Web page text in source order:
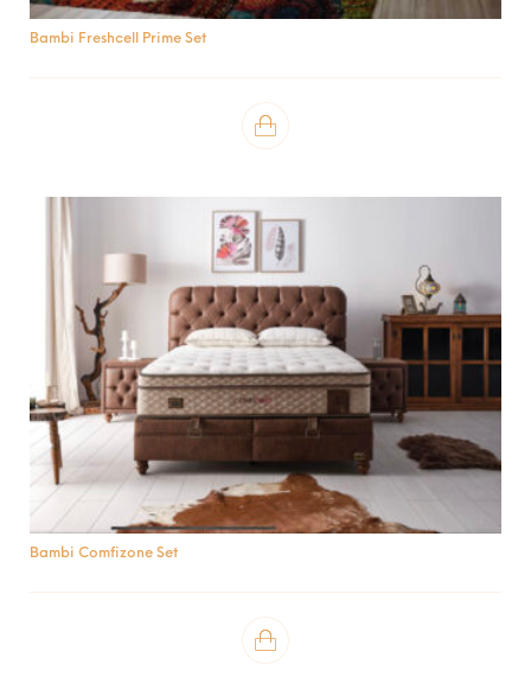
Bambi Freshcell Prime Set
Bambi Comfizone Set